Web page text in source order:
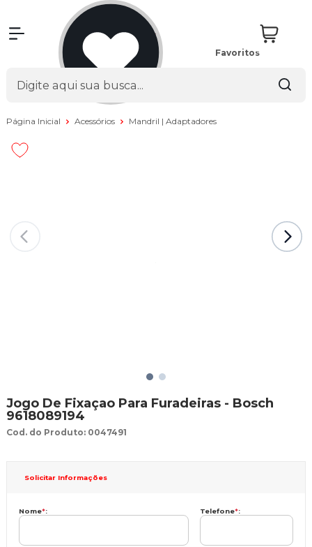
Favoritos
Página Inicial Acessórios Mandril | Adaptadores
Jogo De Fixaçao Para Furadeiras - Bosch
9618089194
Cod. do Produto: 0047491
Solicitar Informações
Nome*: Telefone*: